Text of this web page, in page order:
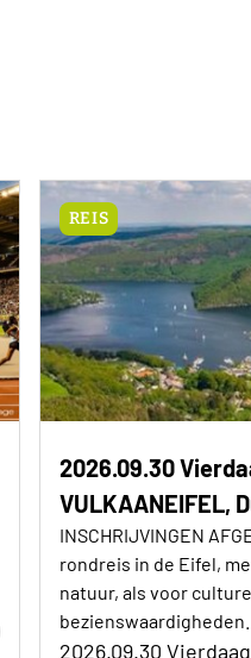
REIS
2026.09.30
VULKAANEIFEL,
INSCHRIJVINGEN
rondreis in de Eifel,
natuur, als voor
bezienswaardigheden.
2026.09.30